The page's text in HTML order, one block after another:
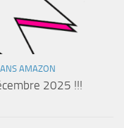
AMAZON
2025 !!!